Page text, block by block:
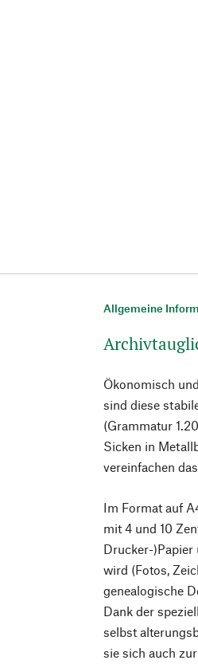
Allgemeine
Ökonomisch
sind diese
(Grammatur
Sicken in
vereinfachen
Im Format auf
mit 4 und 10
Drucker-)Papier
wird (Fotos,
genealogische
Dank der
selbst
sie sich auch